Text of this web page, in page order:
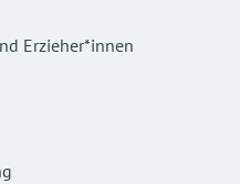
Erzieher*innen